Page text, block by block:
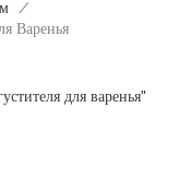
/
Варенья
для варенья"